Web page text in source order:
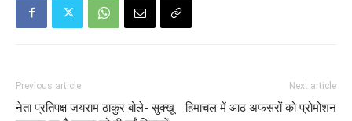
Previous article
नेता प्रतिपक्ष जयराम ठाकुर बोले- सुक्खू
Next article
हिमाचल में आठ अफसरों को प्रोमोशन